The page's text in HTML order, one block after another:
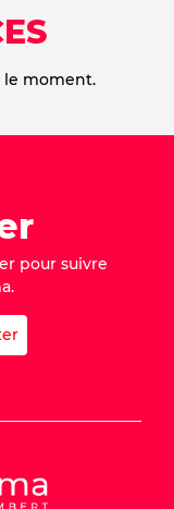
le moment.
pour suivre